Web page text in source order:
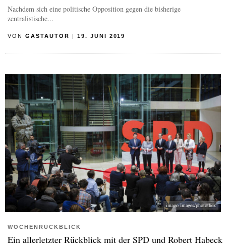
Nachdem sich eine politische Opposition gegen die bisherige
zentralistische...
VON GASTAUTOR | 19. JUNI 2019
imago Images/photothek
WOCHENRÜCKBLICK
Ein allerletzter Rückblick mit der SPD und Robert Habeck